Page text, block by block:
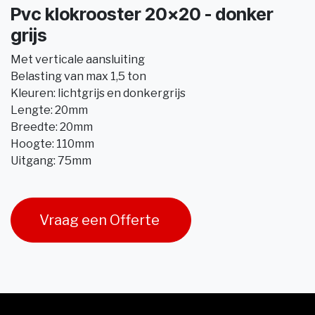
Pvc klokrooster 20x20 - donker
grijs
Met verticale aansluiting
Belasting van max 1,5 ton
Kleuren: lichtgrijs en donkergrijs
Lengte: 20mm
Breedte: 20mm
Hoogte: 110mm
Uitgang: 75mm
Vraag een Offerte